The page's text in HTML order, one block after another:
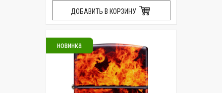
ДОБАВИТЬ В КОРЗИНУ
новинка